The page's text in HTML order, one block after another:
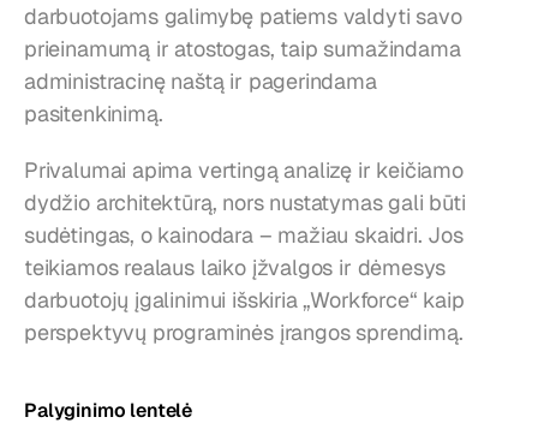
darbuotojams galimybę patiems valdyti savo
prieinamumą ir atostogas, taip sumažindama
administracinę naštą ir pagerindama
pasitenkinimą.
Privalumai apima vertingą analizę ir keičiamo
dydžio architektūrą, nors nustatymas gali būti
sudėtingas, o kainodara – mažiau skaidri. Jos
teikiamos realaus laiko įžvalgos ir dėmesys
darbuotojų įgalinimui išskiria „Workforce“ kaip
perspektyvų programinės įrangos sprendimą.
Palyginimo lentelė